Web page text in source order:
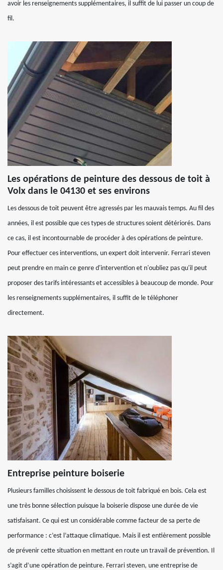
avoir les renseignements supplémentaires, il suffit de lui passer un coup de
fil.
Les opérations de peinture des dessous de toit à
Volx dans le 04130 et ses environs
Les dessous de toit peuvent être agressés par les mauvais temps. Au fil des
années, il est possible que ces types de structures soient détériorés. Dans
ce cas, il est incontournable de procéder à des opérations de peinture.
Pour effectuer ces interventions, un expert doit intervenir. Ferrari steven
peut prendre en main ce genre d'intervention et n'oubliez pas qu'il peut
proposer des tarifs intéressants et accessibles à beaucoup de monde. Pour
les renseignements supplémentaires, il suffit de le téléphoner
directement.
Entreprise peinture boiserie
Plusieurs familles choisissent le dessous de toit fabriqué en bois. Cela est
une très bonne sélection puisque la boiserie dispose une durée de vie
satisfaisant. Ce qui est un considérable comme facteur de sa perte de
performance : c’est l’attaque climatique. Mais il est entièrement possible
de prévenir cette situation en mettant en route un travail de prévention. Il
s’agit d’une opération de peinture. Ferrari steven, une entreprise de